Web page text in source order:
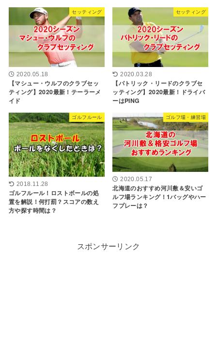
セッティング
2020.05.18
【マシュー・ウルフのクラブセッ
ティング】2020最新！テーラーメ
イド
セッティング
2020.03.28
【パトリック・リードのクラブセ
ッティング】2020最新！ドライバ
ーはPING
ゴルフルール
2018.11.28
ゴルフルール！ロストボールの処
置を解説！何打罰？スコアの数え
方や探す時間は？
ゴルフ場・練習場
2020.05.17
北海道のおすすめ河川敷＆安いゴ
ルフ場ランキング！1バッグやハー
フプレーは？
スポンサーリンク